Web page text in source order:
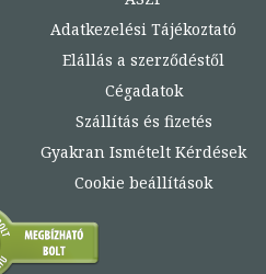
Adatkezelési Tájékoztató
Elállás a szerződéstől
Cégadatok
Szállítás és fizetés
Gyakran Ismételt Kérdések
Cookie beállítások